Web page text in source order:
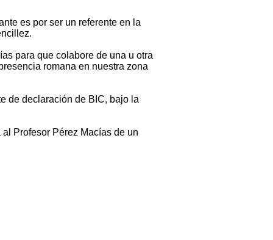
es por ser un referente en la
para que colabore de una u otra
romana en nuestra zona
de declaración de BIC, bajo la
Profesor Pérez Macías de un